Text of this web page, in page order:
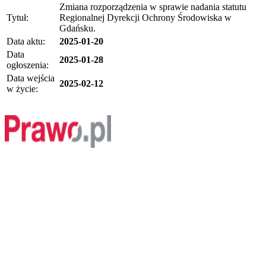
Tytuł:
Zmiana rozporządzenia w sprawie nadania statutu
Regionalnej Dyrekcji Ochrony Środowiska w
Gdańsku.
Data aktu:
2025-01-20
Data
ogłoszenia:
2025-01-28
Data wejścia
w życie:
2025-02-12